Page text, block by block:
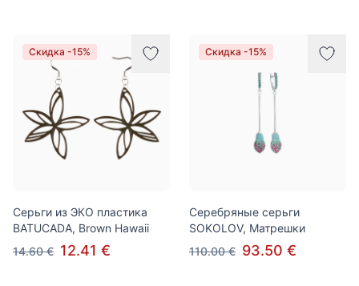
Скидка -15%
Cерьги из ЭКО пластика
BATUCADA, Brown Hawaii
14.60 € 12.41 €
Скидка -15%
Серебряные серьги
SOKOLOV, Матрешки
110.00 € 93.50 €